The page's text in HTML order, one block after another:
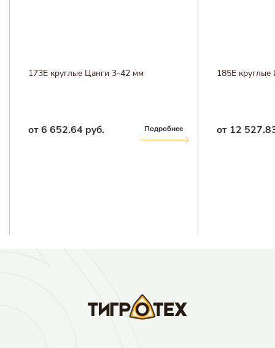
173E круглые Цанги 3-42 мм
от 6 652.64 руб. Подробнее
185E
от 12